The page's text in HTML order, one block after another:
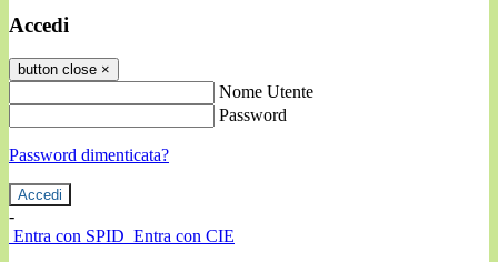
Accedi
button close ×
Nome Utente
Password
Password dimenticata?
-
Entra con SPID Entra con CIE